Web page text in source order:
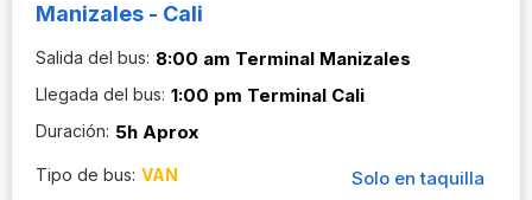
Manizales - Cali
Salida del bus: 8:00 am Terminal Manizales
Llegada del bus: 1:00 pm Terminal Cali
Duración: 5h Aprox
Tipo de bus: VAN Solo en taquilla